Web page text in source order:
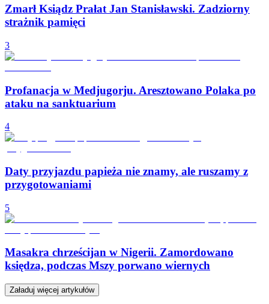
Zmarł Ksiądz Prałat Jan Stanisławski. Zadziorny
strażnik pamięci
3
Profanacja w Medjugorju. Aresztowano Polaka po
ataku na sanktuarium
4
Daty przyjazdu papieża nie znamy, ale ruszamy z
przygotowaniami
5
Masakra chrześcijan w Nigerii. Zamordowano
księdza, podczas Mszy porwano wiernych
Załaduj więcej artykułów